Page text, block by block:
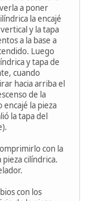
a poner
la encajé
y la tapa
a la base a
Luego
y tapa de
cuando
hacia arriba el
de la
la pieza
la tapa del
con la
cilíndrica.
con los